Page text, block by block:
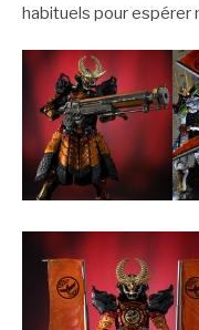
habituels pour espérer